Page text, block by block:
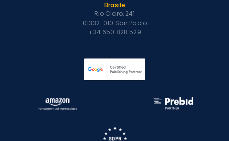
Brasile
Rio Claro, 241
01332-010 San Paolo
+34 650 828 529